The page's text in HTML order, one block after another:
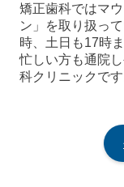
矯正歯科ではマ
ン」を取り扱っ
時、土日も17時
忙しい方も通院
科クリニックです